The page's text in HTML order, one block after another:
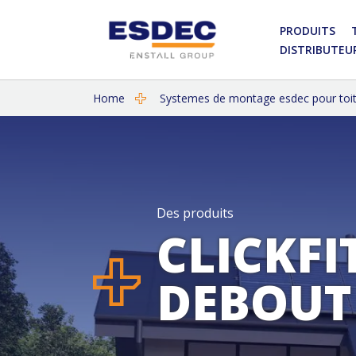
PRODUITS
Home Systemes de montage esdec pour
Des produits
DEBOUT